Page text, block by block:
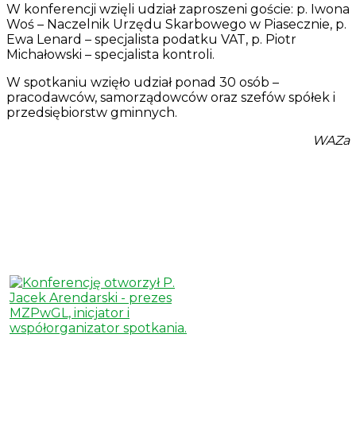
W konferencji wzięli udział zaproszeni goście: p. Iwona
Woś – Naczelnik Urzędu Skarbowego w Piasecznie, p.
Ewa Lenard – specjalista podatku VAT, p. Piotr
Michałowski – specjalista kontroli.
W spotkaniu wzięło udział ponad 30 osób –
pracodawców, samorządowców oraz szefów spółek i
przedsiębiorstw gminnych.
WAZa